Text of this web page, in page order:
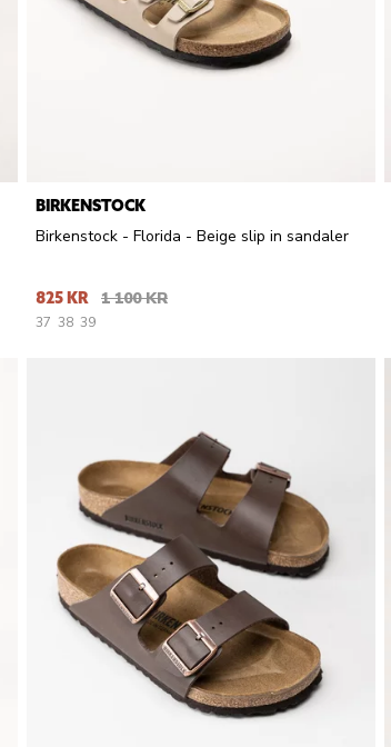
BIRKENSTOCK
Birkenstock - Florida - Beige slip in sandaler
825 KR 1 100 KR
37 38 39